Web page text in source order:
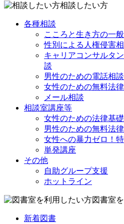
相談したい方
各種相談
こころと生き方の一
性別による人権侵害
キャリアコンサルタ
談
男性のための電話相談
女性のための無料法
メール相談
相談室講座等
女性のための法律基
男性のための無料法
女性への暴力ゼロ！
単発講座
その他
自助グループ支援
ホットライン
図書室
新着図書